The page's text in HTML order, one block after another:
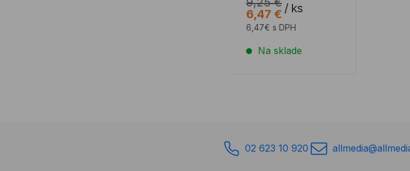
6,47 € / ks
6,47€ s DPH
Na sklade
02 623 10 920